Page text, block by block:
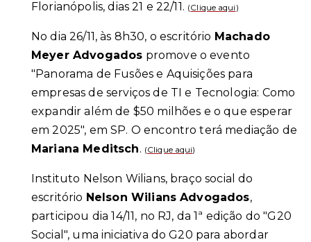
Florianópolis, dias 21 e 22/11. (Clique aqui )
No dia 26/11, às 8h30, o escritório Machado
Meyer Advogados promove o evento
"Panorama de Fusões e Aquisições para
empresas de serviços de TI e Tecnologia: Como
expandir além de $50 milhões e o que esperar
em 2025", em SP. O encontro terá mediação de
Mariana Meditsch. (Clique aqui)
Instituto Nelson Wilians, braço social do
escritório Nelson Wilians Advogados,
participou dia 14/11, no RJ, da 1ª edição do "G20
Social", uma iniciativa do G20 para abordar